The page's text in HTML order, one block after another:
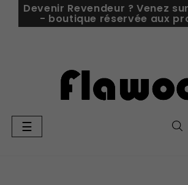
Devenir Revendeur ? Venez sur
- boutique réservée aux
Basculer
la
☰